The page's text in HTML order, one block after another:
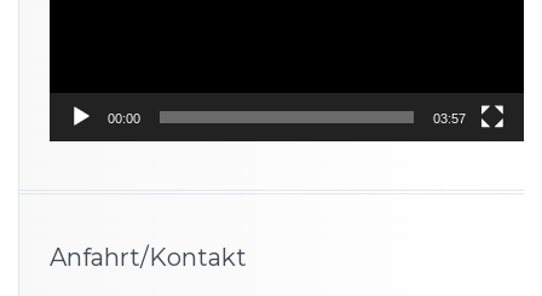
00:00 03:57
Anfahrt/Kontakt